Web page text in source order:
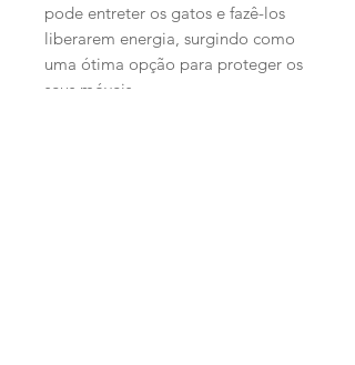
pode entreter os gatos e fazê-los
liberarem energia, surgindo como
uma ótima opção para proteger os
seus móveis.